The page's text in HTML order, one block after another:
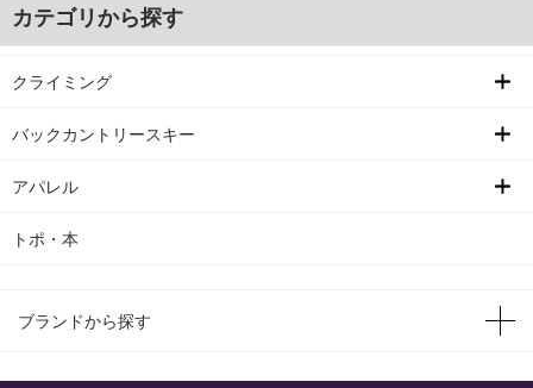
カテゴリから探す
クライミング
バックカントリースキー
アパレル
トポ・本
ブランドから探す